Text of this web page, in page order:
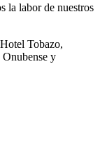
la labor de nuestros
Tobazo,
y